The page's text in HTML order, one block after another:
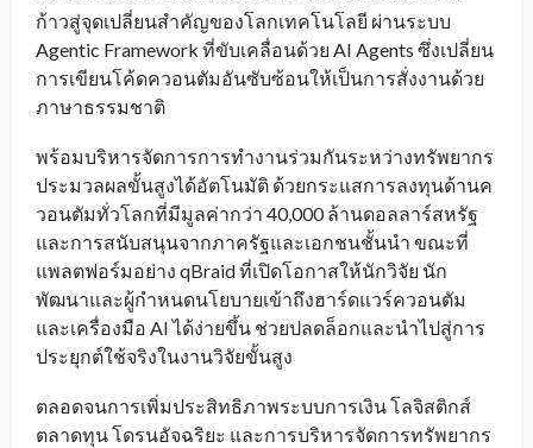
ก้าวสู่จุดเปลี่ยนสำคัญของโลกเทคโนโลยี ผ่านระบบ
Agentic Framework ที่ขับเคลื่อนด้วย AI Agents ซึ่งเปลี่ยน
การเขียนโค้ดควอนตัมอันซับซ้อนให้เป็นการสั่งงานด้วย
ภาษาธรรมชาติ
พร้อมบริหารจัดการการทำงานร่วมกันระหว่างทรัพยากร
ประมวลผลขั้นสูงได้อัตโนมัติ ด้วยกระแสการลงทุนด้านค
วอนตัมทั่วโลกที่มีมูลค่ากว่า 40,000 ล้านดอลลาร์สหรัฐ
และการสนับสนุนจากภาครัฐและเอกชนชั้นนำ ขณะที่
แพลตฟอร์มอย่าง qBraid ที่เปิดโอกาสให้นักวิจัย นัก
พัฒนาและผู้กำหนดนโยบายเข้าถึงฮาร์ดแวร์ควอนตัม
และเครื่องมือ AI ได้ง่ายขึ้น ช่วยปลดล็อกและนำไปสู่การ
ประยุกต์ใช้จริงในงานวิจัยขั้นสูง
ตลอดจนการเพิ่มประสิทธิภาพระบบการเงิน โลจิสติกส์
ตลาดทุน โดรนอัจฉริยะ และการบริหารจัดการทรัพยากร